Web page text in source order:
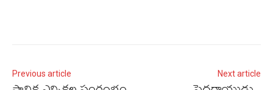
Previous article Next article